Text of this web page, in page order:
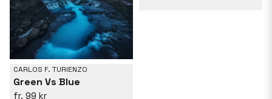
CARLOS F. TURIENZO
Green Vs Blue
99 kr